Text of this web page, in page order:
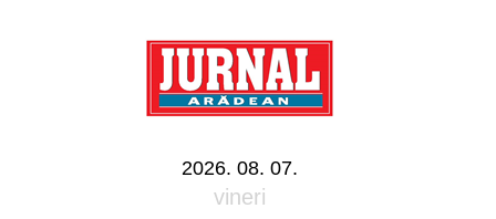
2026. 08. 07.
vineri